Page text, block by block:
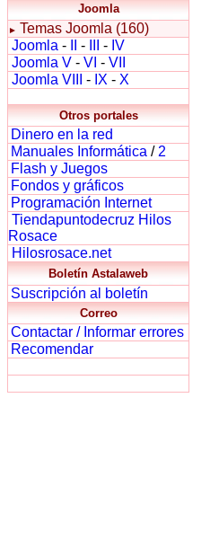
Joomla
► Temas Joomla (160)
Joomla - - - IV
Joomla V - VI - VII
Joomla VIII
- IX - X
Otros portales
Dinero en la red
Manuales Informática / 2
Flash y Juegos
Fondos y gráficos
Programación Internet
Tiendapuntodecruz Hilos
Rosace
Hilosrosace.net
Boletín Astalaweb
Suscripción al boletín
Correo
Contactar / Informar errores
Recomendar